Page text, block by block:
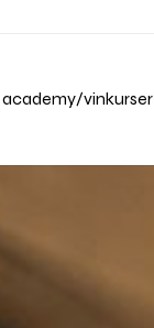
academy/vinkurser